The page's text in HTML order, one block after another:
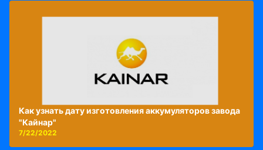
Как узнать дату изготовления аккумуляторов завода
"Кайнар"
7/22/2022